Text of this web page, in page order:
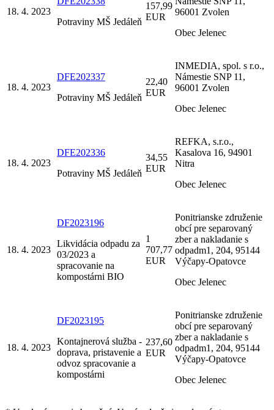
18. 4. 2023
Potraviny MŠ Jedáleň
157,99
EUR
96001 Zvolen
Obec Jelenec
18. 4. 2023
DFE202337
Potraviny MŠ Jedáleň
22,40
EUR
INMEDIA, spol. s r.o.,
Námestie SNP 11,
96001 Zvolen
Obec Jelenec
18. 4. 2023
DFE202336
Potraviny MŠ Jedáleň
34,55
EUR
REFKA, s.r.o.,
Kasalova 16, 94901
Nitra
Obec Jelenec
18. 4. 2023
DF2023196
Likvidácia odpadu za
03/2023 a
spracovanie na
kompostárni BIO
1
707,77
EUR
Ponitrianske združenie
obcí pre separovaný
zber a nakladanie s
odpadm1, 204, 95144
Výčapy-Opatovce
Obec Jelenec
18. 4. 2023
DF2023195
Kontajnerová služba -
doprava, pristavenie a
odvoz spracovanie a
kompostárni
237,60
EUR
Ponitrianske združenie
obcí pre separovaný
zber a nakladanie s
odpadm1, 204, 95144
Výčapy-Opatovce
Obec Jelenec